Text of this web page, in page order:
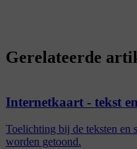
Gerelateerde
Internetkaart - tekst
Toelichting bij de teksten en
worden getoond.